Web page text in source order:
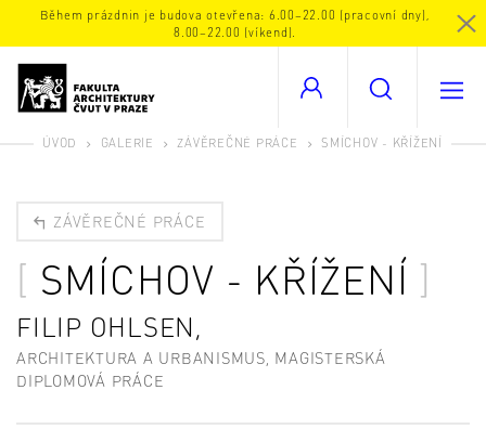
Během prázdnin je budova otevřena: 6.00–22.00 (pracovní dny),
8.00–22.00 (víkend).
ÚVOD GALERIE ZÁVĚREČNÉ PRÁCE SMÍCHOV - KŘÍŽENÍ
ZÁVĚREČNÉ PRÁCE
SMÍCHOV - KŘÍŽENÍ
FILIP OHLSEN,
ARCHITEKTURA A URBANISMUS, MAGISTERSKÁ
DIPLOMOVÁ PRÁCE